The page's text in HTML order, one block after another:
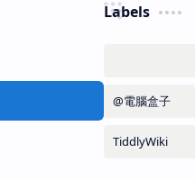
Labels